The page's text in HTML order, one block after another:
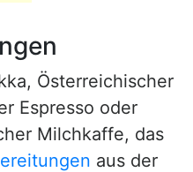
Österreichischer
Espresso oder
Milchkaffe, das
aus der